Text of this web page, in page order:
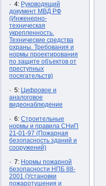
· 4: Руководящий
документ МВД РФ
(Инженерно-
техническая
укрепленность.
Технические средства
охраны. Требования и
нормы проектирования
по защите объектов от
преступных
посягательств)
· 5: Цифровое и
аналоговое
видеонаблюдение
· 6: Строительные
нормы и правила СНиП
21-01-97 (Пожарная
безопасность зданий и
сооружений)
· 7: Нормы пожарной
безопасности НПБ 88-
2001 (Установки
пожаротушения и